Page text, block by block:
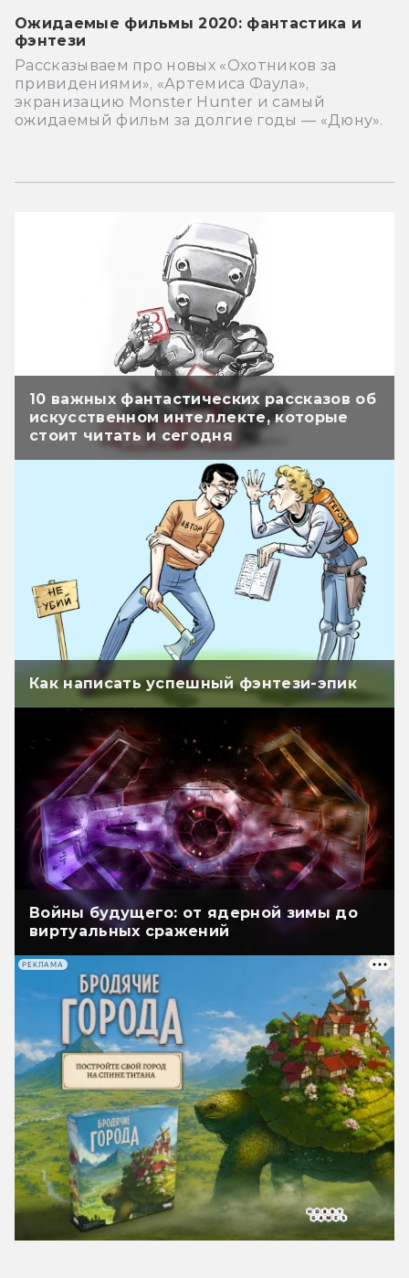
Ожидаемые фильмы 2020: фантастика и
фэнтези
Рассказываем про новых «Охотников за
привидениями», «Артемиса Фаула»,
экранизацию Monster Hunter и самый
ожидаемый фильм за долгие годы — «Дюну».
10 важных фантастических рассказов об
искусственном интеллекте, которые
стоит читать и сегодня
Как написать успешный фэнтези-эпик
Войны будущего: от ядерной зимы до
виртуальных сражений
РЕКЛАМА